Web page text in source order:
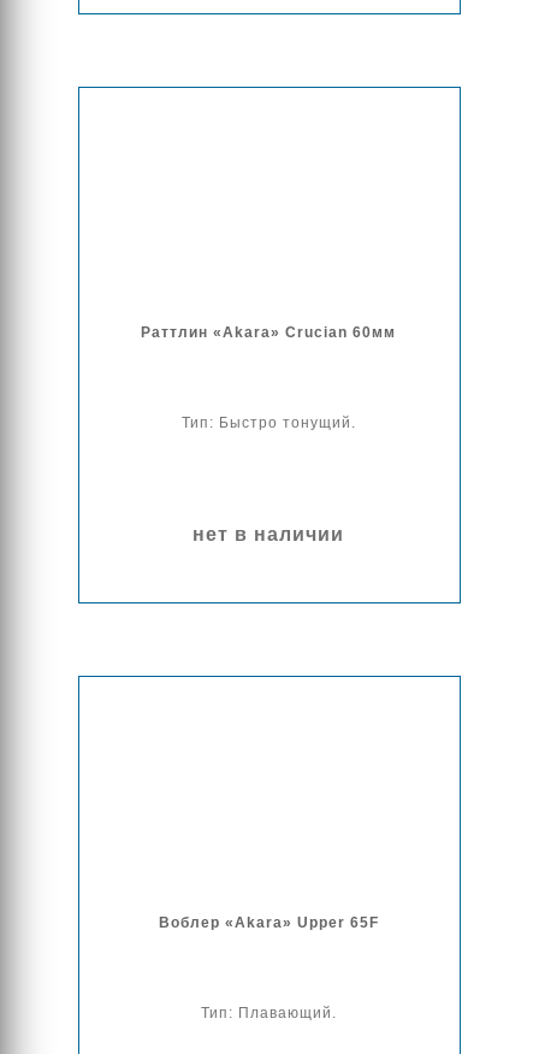
Раттлин «Akara» Crucian 60мм
Тип: Быстро тонущий.
нет в наличии
Воблер «Akara» Upper 65F
Тип: Плавающий.